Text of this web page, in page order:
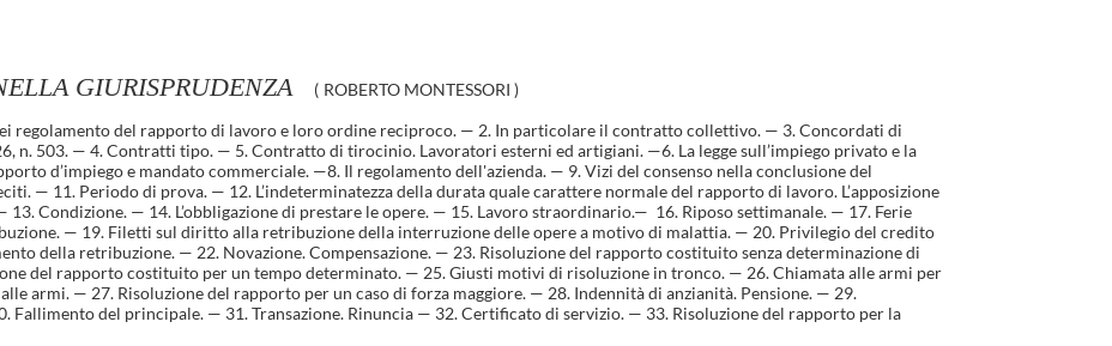
GIURISPRUDENZA ( ROBERTO MONTESSORI )
regolamento del rapporto di lavoro e loro ordine reciproco. — 2. In particolare il contratto collettivo. — 3. Concordati di
n. 503. — 4. Contratti tipo. — 5. Contratto di tirocinio. Lavoratori esterni ed artigiani. —6. La legge sull’impiego privato e la
d’impiego e mandato commerciale. —8. Il regolamento dell'azienda. — 9. Vizi del consenso nella conclusione del
— 11. Periodo di prova. — 12. L’indeterminatezza della durata quale carattere normale del rapporto di lavoro. L’apposizione
Condizione. — 14. L’obbligazione di prestare le opere. — 15. Lavoro straordinario.— 16. Riposo settimanale. — 17. Ferie
— 19. Filetti sul diritto alla retribuzione della interruzione delle opere a motivo di malattia. — 20. Privilegio del credito
della retribuzione. — 22. Novazione. Compensazione. — 23. Risoluzione del rapporto costituito senza determinazione di
del rapporto costituito per un tempo determinato. — 25. Giusti motivi di risoluzione in tronco. — 26. Chiamata alle armi per
armi. — 27. Risoluzione del rapporto per un caso di forza maggiore. — 28. Indennità di anzianità. Pensione. — 29.
Fallimento del principale. — 31. Transazione. Rinuncia — 32. Certificato di servizio. — 33. Risoluzione del rapporto per la